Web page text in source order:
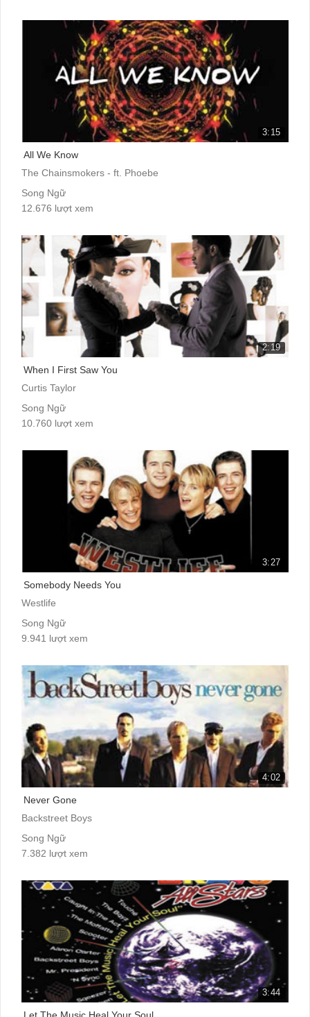
3:15
All We Know
The Chainsmokers - ft. Phoebe
Song Ngữ
12.676 lượt xem
2:19
When I First Saw You
Curtis Taylor
Song Ngữ
10.760 lượt xem
3:27
Somebody Needs You
Westlife
Song Ngữ
9.941 lượt xem
4:02
Never Gone
Backstreet Boys
Song Ngữ
7.382 lượt xem
3:44
Let The Music Heal Your Soul